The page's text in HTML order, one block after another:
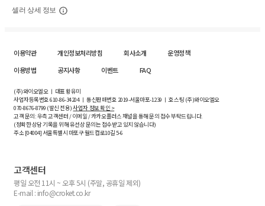
셀러 상세 정보
이용약관 개인정보처리방침 회사소개
운영정책
이용방법
공지사항 이벤트 FAQ
(주)와이오엘오 ㅣ 대표 황유미
사업자등록번호610-86-34204ㅣ 통신판매번호 2019-서울마포-1239 ㅣ 호스팅 (주)와이오엘오
070-8676-8799 (발신 전용)사업자 정보 확인 >
고객 문의: 우측 고객센터 / 이메일 / 카카오플러스 채널을 통해 문의 접수 부탁드립니다.
(정확한 상담 기록을 위해 유선상 문의는 접수받고 있지 않습니다)
주소 [04004] 서울특별시 마포구 월드컵로10길5-6
고객센터
평일 오전 11시 ~ 오후 5시 (주말, 공휴일 제외)
E-mail : info@croket.co.kr